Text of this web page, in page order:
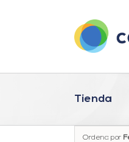
Tienda
Ordena por